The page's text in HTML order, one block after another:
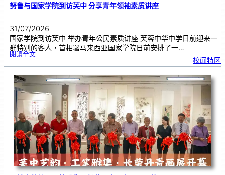
努鲁与国家学院到访芙中 分享青年领袖素质讲座
31/07/2026
国家学院到访芙中 举办青年公民素质讲座 芙蓉中华中学日前迎来一
群特别的客人，首相署马来西亚国家学院日前安排了一…
閱讀全文:努
国
学
院
到
访
中
分
享
青
年
领
袖
素
质
讲
座
校闻特区